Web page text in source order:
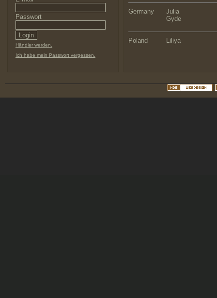
Passwort
Händler werden.
Ich habe mein Passwort vergessen.
Germany
Julia
Gyde
Poland Liliya